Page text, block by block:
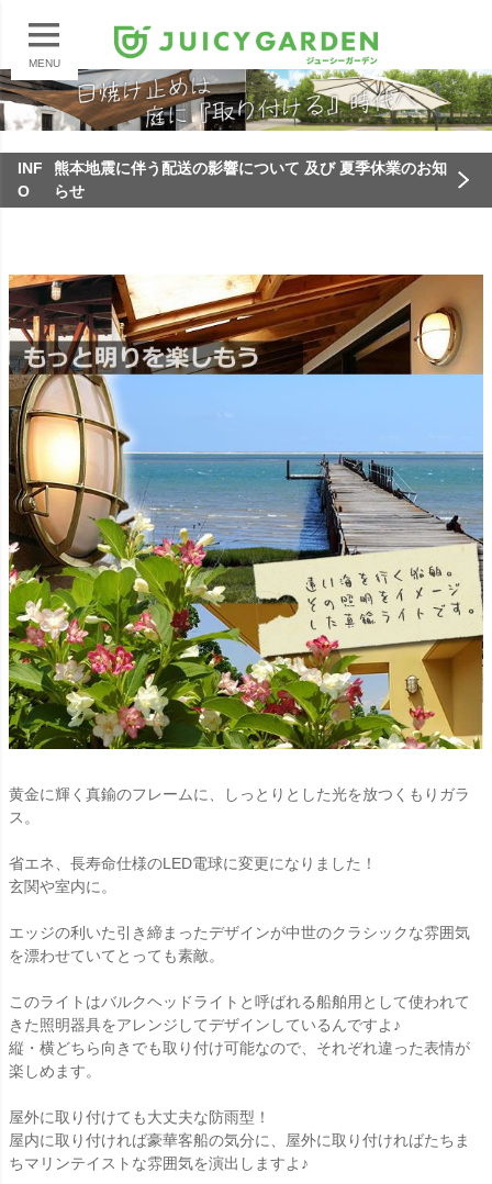
MENU
INF
O
熊本地震に伴う配送の影響について 及び 夏季休業のお知
らせ
黄金に輝く真鍮のフレームに、しっとりとした光を放つくもりガラ
ス。
省エネ、長寿命仕様のLED電球に変更になりました！
玄関や室内に。
エッジの利いた引き締まったデザインが中世のクラシックな雰囲気
を漂わせていてとっても素敵。
このライトはバルクヘッドライトと呼ばれる船舶用として使われて
きた照明器具をアレンジしてデザインしているんですよ♪
縦・横どちら向きでも取り付け可能なので、それぞれ違った表情が
楽しめます。
屋外に取り付けても大丈夫な防雨型！
屋内に取り付ければ豪華客船の気分に、屋外に取り付ければたちま
ちマリンテイストな雰囲気を演出しますよ♪